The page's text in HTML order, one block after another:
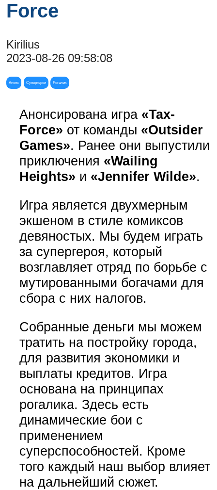
Force
Kirilius
2023-08-26 09:58:08
Анонс Супергерои Рогалик
Анонсирована игра «Tax-
Force» от команды «Outsider
Games». Ранее они выпустили
приключения «Wailing
Heights» и «Jennifer Wilde».
Игра является двухмерным
экшеном в стиле комиксов
девяностых. Мы будем играть
за супергероя, который
возглавляет отряд по борьбе с
мутированными богачами для
сбора с них налогов.
Собранные деньги мы можем
тратить на постройку города,
для развития экономики и
выплаты кредитов. Игра
основана на принципах
рогалика. Здесь есть
динамические бои с
применением
суперспособностей. Кроме
того каждый наш выбор влияет
на дальнейший сюжет.